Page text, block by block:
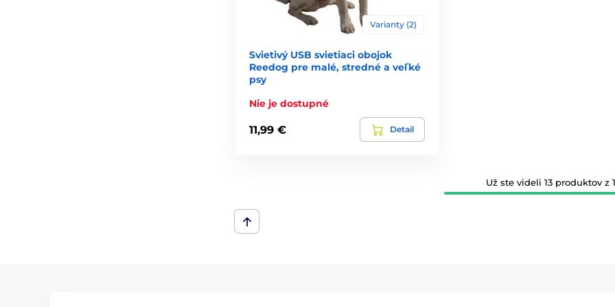
Varianty (2)
Svietivý USB svietiaci obojok
Reedog pre malé, stredné a veľké
psy
Nie je dostupné
11,99 € Detail
Už ste videli 13 produktov z